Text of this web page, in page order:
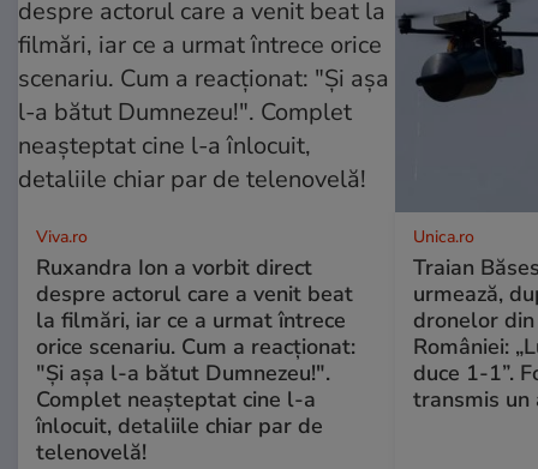
Viva.ro
Ruxandra Ion a vorbit direct
despre actorul care a venit beat
la filmări, iar ce a urmat întrece
orice scenariu. Cum a reacționat:
"Și așa l-a bătut Dumnezeu!".
Complet neașteptat cine l-a
înlocuit, detaliile chiar par de
telenovelă!
Unica.ro
Traian
urmează,
dronelor
României:
duce 1-1”.
transmis un